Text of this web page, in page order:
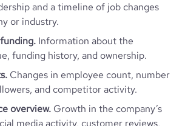
51.08
41
and a timeline of job changes
or industry.
Information about the
funding history, and ownership.
Changes in employee count, number
and competitor activity.
overview. Growth in the company’s
media activity, customer reviews,